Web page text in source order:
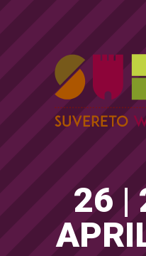
26 |